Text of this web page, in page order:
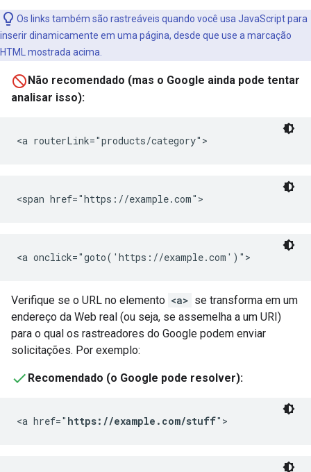
Os links também são rastreáveis quando você usa JavaScript para
inserir dinamicamente em uma página, desde que use a marcação
HTML mostrada acima.
Não recomendado (mas o Google ainda pode tentar
analisar isso):
<a routerLink="products/category">
<span href="https://example.com">
<a onclick="goto('https://example.com')">
Verifique se o URL no elemento <a> se transforma em um
endereço da Web real (ou seja, se assemelha a um URI)
para o qual os rastreadores do Google podem enviar
solicitações. Por exemplo:
Recomendado (o Google pode resolver):
<a href=" https://example.com/stuff">